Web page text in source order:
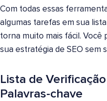
Com todas essas
algumas tarefas em sua
torna muito mais fácil. Você
sua estratégia de SEO sem
Lista de
Palavras-chave